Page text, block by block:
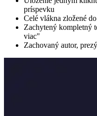
príspevku
Celé vlákna zložené
Zachytený kompletný
viac"
Zachovaný autor,